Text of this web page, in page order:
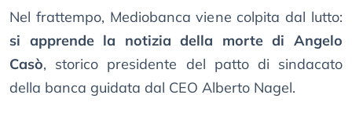
Nel frattempo, Mediobanca viene colpita dal lutto:
si apprende la notizia della morte di Angelo
Casò, storico presidente del patto di sindacato
della banca guidata dal CEO Alberto Nagel.